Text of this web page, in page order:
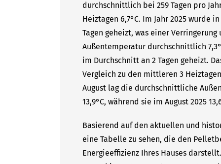
durchschnittlich bei 259 Tagen pro
Heiztagen 6,7°C. Im Jahr 2025 wurde
Tagen geheizt, was einer
Außentemperatur durchschnittlich
im Durchschnitt an 2 Tagen geheizt.
Vergleich zu den mittleren 3
August lag die durchschnittliche
13,9°C, während sie im August 2025
Basierend auf den aktuellen und
eine Tabelle zu sehen, die den
Energieeffizienz Ihres Hauses